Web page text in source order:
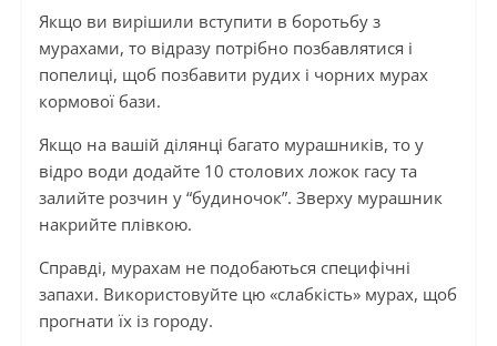
Якщо ви вирішили вступити в боротьбу з
мурахами, то відразу потрібно позбавлятися і
попелиці, щоб позбавити рудих і чорних мурах
кормової бази.
Якщо на вашій ділянці багато мурашників, то у
відро води додайте 10 столових ложок гасу та
залийте розчин у “будиночок”. Зверху мурашник
накрийте плівкою.
Справді, мурахам не подобаються специфічні
запахи. Використовуйте цю «слабкість» мурах, щоб
прогнати їх із городу.